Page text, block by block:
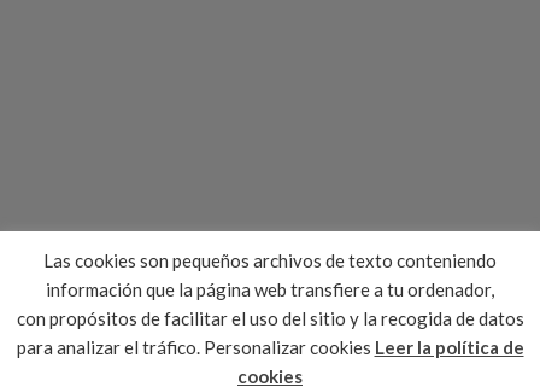
BLOG TIENDAS Y SEDES CONTACTO
Idea Publicidad 2026 © | Distingue tu empresa con ideas
Las cookies son pequeños archivos de texto conteniendo
información que la página web transfiere a tu ordenador,
con propósitos de facilitar el uso del sitio y la recogida de datos
para analizar el tráfico. Personalizar cookies Leer la política de
cookies